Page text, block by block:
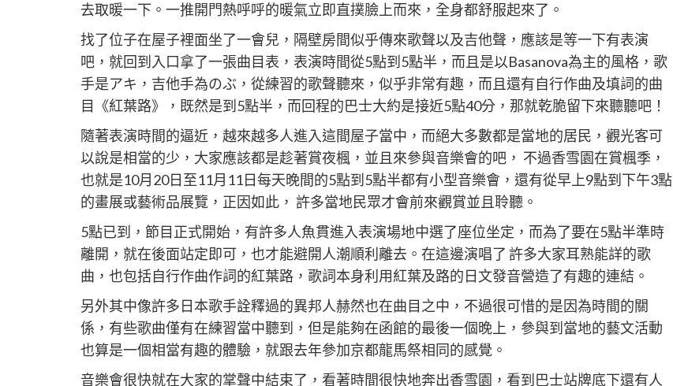
去取暖一下。一推開門熱呼呼的暖氣立即直撲臉上而來，全身都舒服起來了。
找了位子在屋子裡面坐了一會兒，隔壁房間似乎傳來歌聲以及吉他聲，應該是等一下有表演
吧，就回到入口拿了一張曲目表，表演時間從5點到5點半，而且是以Basanova為主的風格，歌
手是アキ，吉他手為のぶ，從練習的歌聲聽來，似乎非常有趣，而且還有自行作曲及填詞的曲
目《紅葉路》，既然是到5點半，而回程的巴士大約是接近5點40分，那就乾脆留下來聽聽吧！
隨著表演時間的逼近，越來越多人進入這間屋子當中，而絕大多數都是當地的居民，觀光客可
以說是相當的少，大家應該都是趁著賞夜楓，並且來參與音樂會的吧， 不過香雪園在賞楓季，
也就是10月20日至11月11日每天晚間的5點到5點半都有小型音樂會，還有從早上9點到下午3點
的畫展或藝術品展覽，正因如此， 許多當地民眾才會前來觀賞並且聆聽。
5點已到，節目正式開始，有許多人魚貫進入表演場地中選了座位坐定，而為了要在5點半準時
離開，就在後面站定即可，也才能避開人潮順利離去。在這邊演唱了 許多大家耳熟能詳的歌
曲，也包括自行作曲作詞的紅葉路，歌詞本身利用紅葉及路的日文發音營造了有趣的連結。
另外其中像許多日本歌手詮釋過的異邦人赫然也在曲目之中，不過很可惜的是因為時間的關
係，有些歌曲僅有在練習當中聽到，但是能夠在函館的最後一個晚上，參與到當地的藝文活動
也算是一個相當有趣的體驗，就跟去年參加京都龍馬祭相同的感覺。
音樂會很快就在大家的掌聲中結束了，看著時間很快地奔出香雪園，看到巴士站牌底下還有人